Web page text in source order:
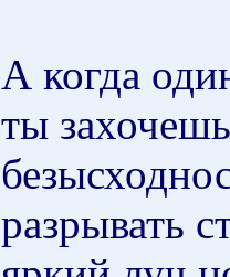
А когда
ты
разрывать